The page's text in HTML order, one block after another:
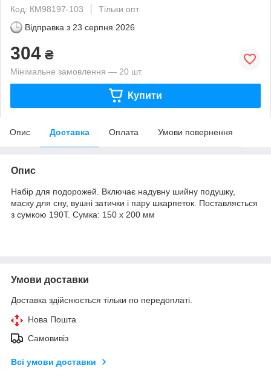
Код: КМ98197-103
Тільки опт
Відправка з 23 серпня 2026
304 ₴
Мінімальне замовлення — 20 шт.
Купити
Опис Доставка Оплата Умови повернення
Опис
Набір для подорожей. Включає надувну шийну подушку,
маску для сну, вушні затички і пару шкарпеток. Поставляється
з сумкою 190T. Сумка: 150 x 200 мм
Умови доставки
Доставка здійснюється тільки по передоплаті.
Нова Пошта
Самовивіз
Всі умови доставки